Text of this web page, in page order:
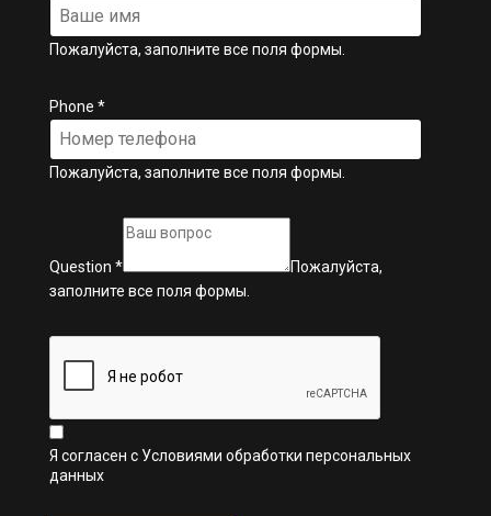
Пожалуйста, заполните все поля формы.
Phone *
Пожалуйста, заполните все поля формы.
Question *
Пожалуйста,
заполните все поля формы.
Я согласен с Условиями обработки персональных
данных